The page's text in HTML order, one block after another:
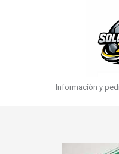
Información y